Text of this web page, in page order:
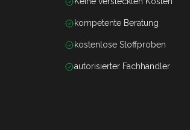
kompetente Beratung
kostenlose Stoffproben
autorisierter Fachhändler